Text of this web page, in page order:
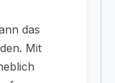
das
Mit